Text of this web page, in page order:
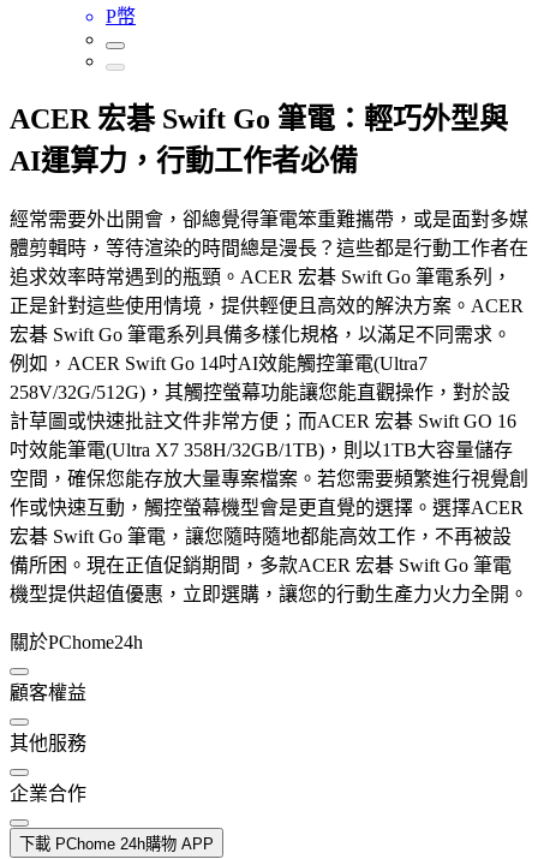
P幣
ACER 宏碁 Swift Go 筆電：輕巧外型與
AI運算力，行動工作者必備
經常需要外出開會，卻總覺得筆電笨重難攜帶，或是面對多媒
體剪輯時，等待渲染的時間總是漫長？這些都是行動工作者在
追求效率時常遇到的瓶頸。ACER 宏碁 Swift Go 筆電系列，
正是針對這些使用情境，提供輕便且高效的解決方案。ACER
宏碁 Swift Go 筆電系列具備多樣化規格，以滿足不同需求。
例如，ACER Swift Go 14吋AI效能觸控筆電(Ultra7
258V/32G/512G)，其觸控螢幕功能讓您能直觀操作，對於設
計草圖或快速批註文件非常方便；而ACER 宏碁 Swift GO 16
吋效能筆電(Ultra X7 358H/32GB/1TB)，則以1TB大容量儲存
空間，確保您能存放大量專案檔案。若您需要頻繁進行視覺創
作或快速互動，觸控螢幕機型會是更直覺的選擇。選擇ACER
宏碁 Swift Go 筆電，讓您隨時隨地都能高效工作，不再被設
備所困。現在正值促銷期間，多款ACER 宏碁 Swift Go 筆電
機型提供超值優惠，立即選購，讓您的行動生產力火力全開。
關於PChome24h
顧客權益
其他服務
企業合作
下載 PChome 24h購物 APP